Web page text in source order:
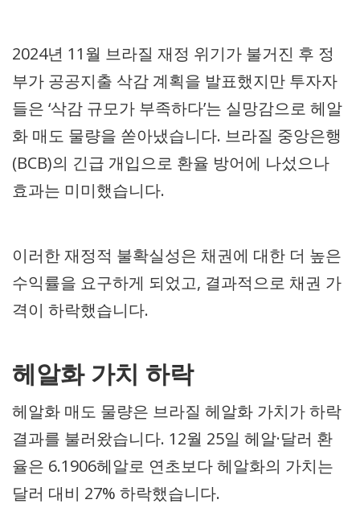
2024년 11월 브라질 재정 위기가 불거진 후 정
부가 공공지출 삭감 계획을 발표했지만 투자자
들은 ‘삭감 규모가 부족하다’는 실망감으로 헤알
화 매도 물량을 쏟아냈습니다. 브라질 중앙은행
(BCB)의 긴급 개입으로 환율 방어에 나섰으나
효과는 미미했습니다.
이러한 재정적 불확실성은 채권에 대한 더 높은
수익률을 요구하게 되었고, 결과적으로 채권 가
격이 하락했습니다.
헤알화 가치 하락
헤알화 매도 물량은 브라질 헤알화 가치가 하락
결과를 불러왔습니다. 12월 25일 헤알·달러 환
율은 6.1906헤알로 연초보다 헤알화의 가치는
달러 대비 27% 하락했습니다.